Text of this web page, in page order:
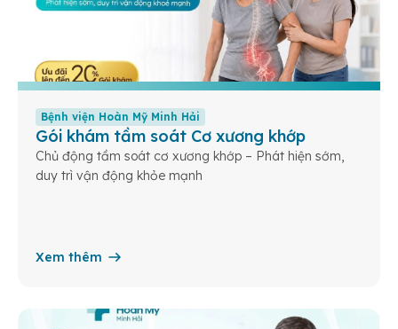
Bệnh viện Hoàn Mỹ Minh Hải
Gói khám tầm soát Cơ xương khớp
Chủ động tầm soát cơ xương khớp – Phát hiện sớm,
duy trì vận động khỏe mạnh
Xem thêm